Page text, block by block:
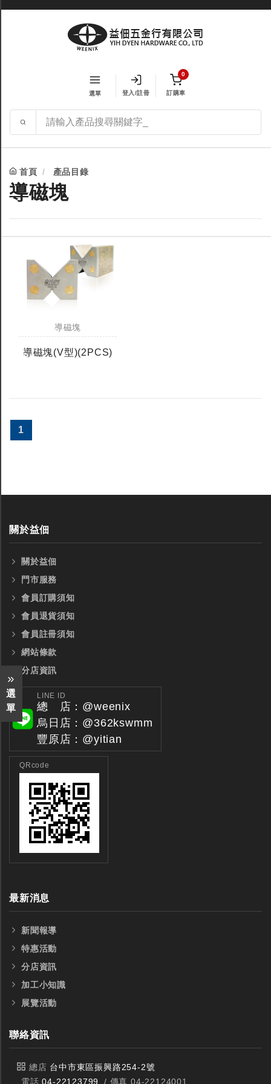
選單 登入/註冊
0
訂購車
首頁 產品目錄
導磁塊
選
單
導磁塊
導磁塊(V型)(2PCS)
1
關於益佃
關於益佃
門市服務
會員訂購須知
會員退貨須知
會員註冊須知
網站條款
分店資訊
LINE ID
總 店：@weenix
烏日店：@362kswmm
豐原店：@yitian
QRcode
最新消息
新聞報導
特惠活動
分店資訊
加工小知識
展覽活動
聯絡資訊
總店 台中市東區振興路254-2號
電話04-22123799 / 傳真 04-22124001